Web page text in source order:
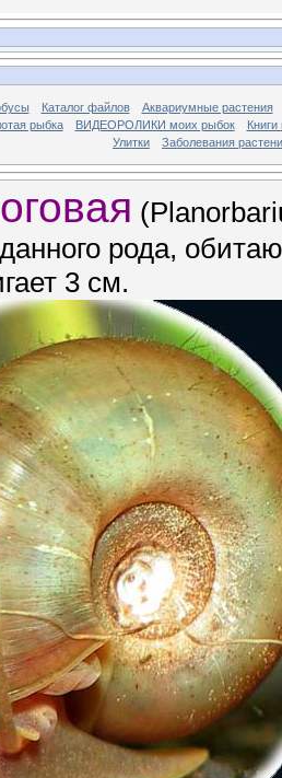
Каталог файлов
Аквариумные растения
рыбка ВИДЕОРОЛИКИ моих рыбок
Улитки
Заболевания
рода,
3 см.